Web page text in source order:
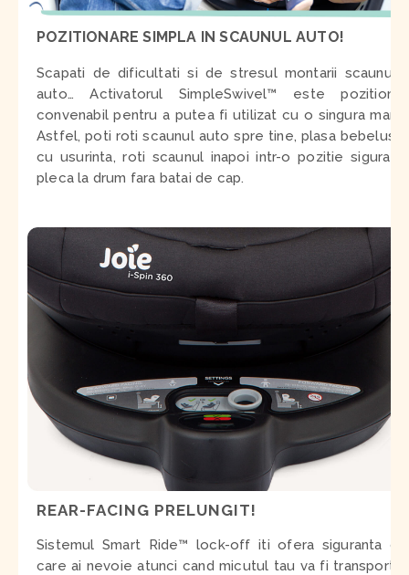
POZITIONARE SIMPLA IN SCAUNUL AUTO!
Scapati de dificultati si de stresul montarii scaunului
auto… Activatorul SimpleSwivel™ este pozitionat
convenabil pentru a putea fi utilizat cu o singura mana.
Astfel, poti roti scaunul auto spre tine, plasa bebelusul
cu usurinta, roti scaunul inapoi intr-o pozitie sigura si
pleca la drum fara batai de cap.
REAR-FACING PRELUNGIT!
Sistemul Smart Ride™ lock-off iti ofera siguranta de
care ai nevoie atunci cand micutul tau va fi transportat